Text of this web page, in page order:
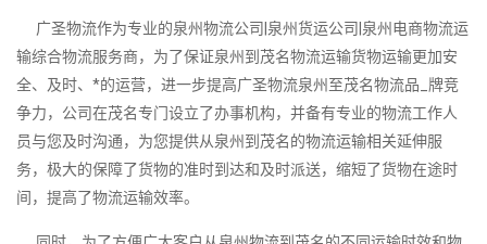
广圣物流作为专业的泉州物流公司|泉州货运公司|泉州电商物流运
输综合物流服务商，为了保证泉州到茂名物流运输货物运输更加安
全、及时、*的运营，进一步提高广圣物流泉州至茂名物流品_牌竞
争力，公司在茂名专门设立了办事机构，并备有专业的物流工作人
员与您及时沟通，为您提供从泉州到茂名的物流运输相关延伸服
务，极大的保障了货物的准时到达和及时派送，缩短了货物在途时
间，提高了物流运输效率。